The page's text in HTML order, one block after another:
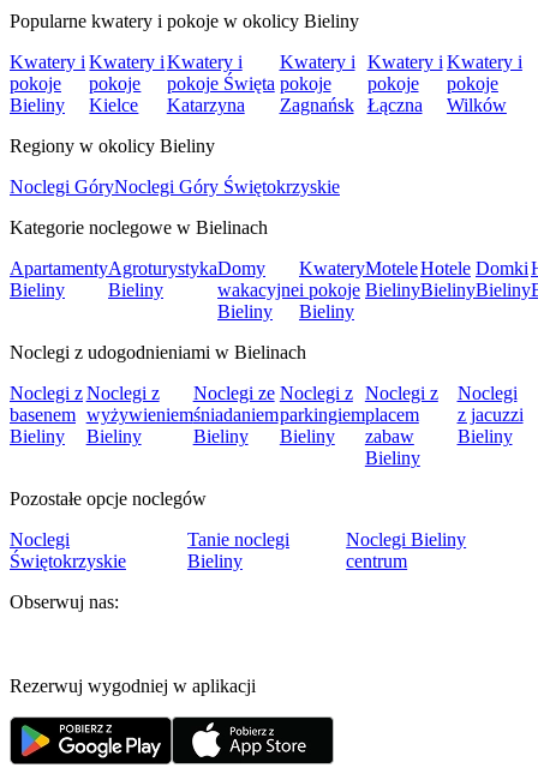
Popularne kwatery i pokoje w okolicy Bieliny
Kwatery i
pokoje
Bieliny
Kwatery i
pokoje
Kielce
Kwatery i
pokoje Święta
Katarzyna
Kwatery i
pokoje
Zagnańsk
Kwatery i
pokoje
Łączna
Kwatery i
pokoje
Wilków
Regiony w okolicy Bieliny
Noclegi GóryNoclegi Góry Świętokrzyskie
Kategorie noclegowe w Bielinach
Apartamenty
Bieliny
Agroturystyka
Bieliny
Domy
wakacyjne
Bieliny
Kwatery
i pokoje
Bieliny
Motele
Bieliny
Hotele
Bieliny
Domki
Bieliny
Noclegi z udogodnieniami w Bielinach
Noclegi z
basenem
Bieliny
Noclegi z
wyżywieniem
Bieliny
Noclegi ze
śniadaniem
Bieliny
Noclegi z
parkingiem
Bieliny
Noclegi z
placem
zabaw
Bieliny
Noclegi
z jacuzzi
Bieliny
Pozostałe opcje noclegów
Noclegi
Świętokrzyskie
Tanie noclegi
Bieliny
Noclegi Bieliny
centrum
Obserwuj nas:
Rezerwuj wygodniej w aplikacji